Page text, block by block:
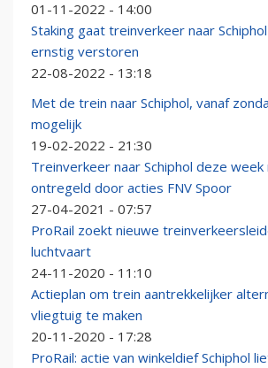
01-11-2022 - 14:00
Staking gaat treinverkeer naar
ernstig verstoren
22-08-2022 - 13:18
Met de trein naar Schiphol, vanaf
mogelijk
19-02-2022 - 21:30
Treinverkeer naar Schiphol deze week
ontregeld door acties FNV Spoor
27-04-2021 - 07:57
ProRail zoekt nieuwe
luchtvaart
24-11-2020 - 11:10
Actieplan om trein aantrekkelijker
vliegtuig te maken
20-11-2020 - 17:28
ProRail: actie van winkeldief Schiphol